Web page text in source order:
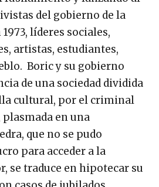
del gobierno de la
líderes sociales,
artistas, estudiantes,
Boric y su gobierno
de una sociedad dividida
cultural, por el criminal
en una
que no se pudo
para acceder a la
se traduce en hipotecar su
casos de jubilados